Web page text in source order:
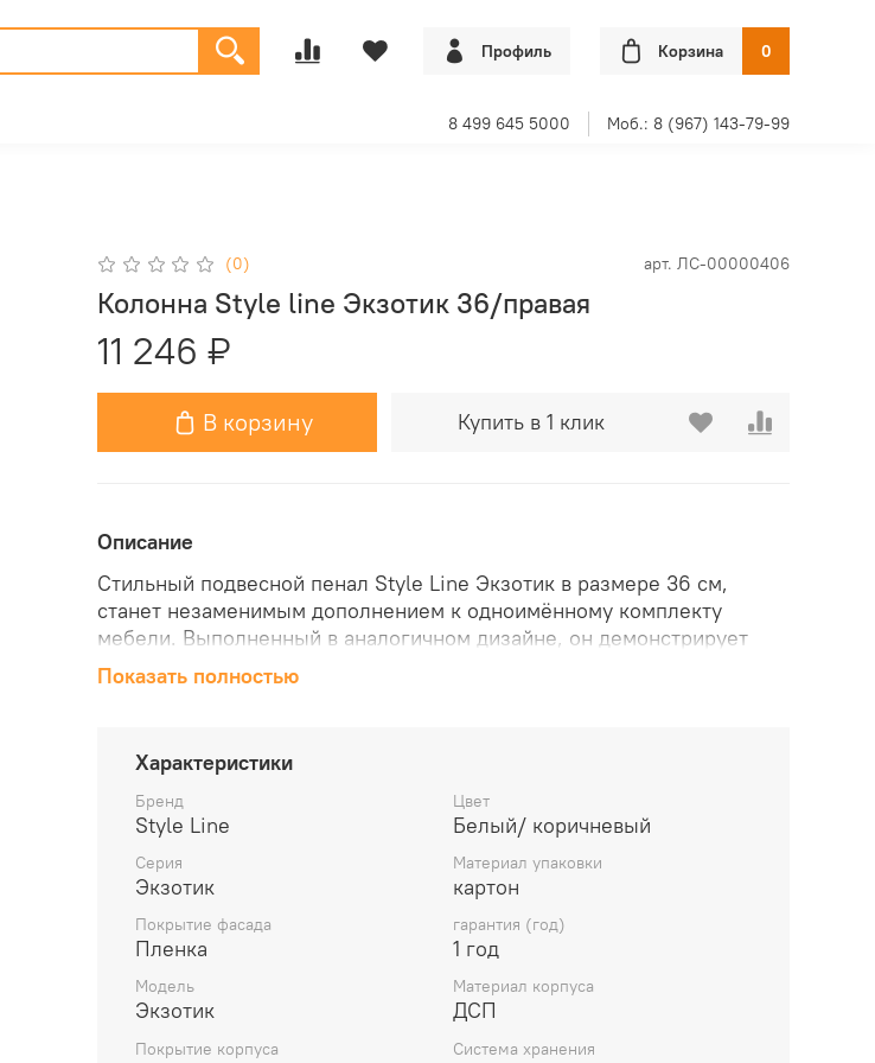
Профиль Корзина 0
8 499 645 5000 Моб.: 8 (967) 143-79-99
(0) арт. ЛС-00000406
Колонна Style line Экзотик 36/правая
11 246 ₽
В корзину Купить в 1 клик
Описание
Стильный подвесной пенал Style Line Экзотик в размере 36 см,
станет незаменимым дополнением к одноимённому комплекту
мебели. Выполненный в аналогичном дизайне, он демонстрирует
необычный микс текстур – белой глянцевой плоскости с
поверхностью, имитирующей фактуру дерева и бетона. Образ
распашными фасадами. Доводчики "Hettich" обеспечивают плавность
и бесшумность хода, высокую надежность и прочность. Боковины
изделий в пленке в цвет фасадов.
Показать полностью
Характеристики
Бренд
Style Line
Цвет
Белый/ коричневый
Серия
Экзотик
Материал упаковки
картон
Покрытие фасада
Пленка
гарантия (год)
1 год
Модель
Экзотик
Материал корпуса
ДСП
Покрытие корпуса Система хранения